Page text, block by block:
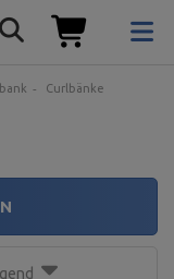
Curlbänke